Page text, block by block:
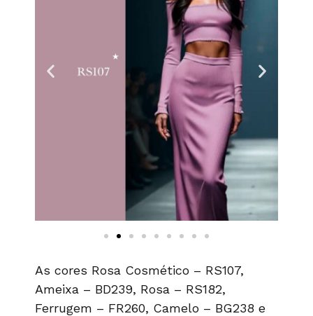
As cores Rosa Cosmético – RS107,
Ameixa – BD239, Rosa – RS182,
Ferrugem – FR260, Camelo – BG238 e